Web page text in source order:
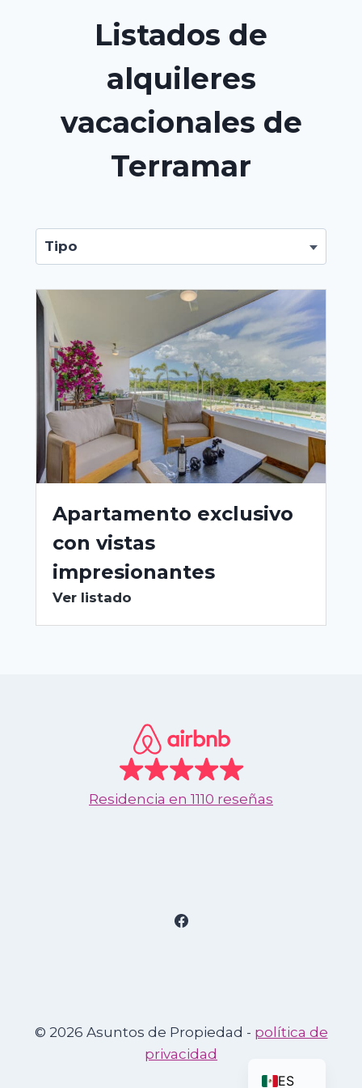
Listados de
alquileres
vacacionales de
Terramar
Tipo
Apartamento exclusivo
con vistas
impresionantes
Ver listado
Residencia en 1110 reseñas
© 2026 Asuntos de Propiedad - política de
privacidad
ES